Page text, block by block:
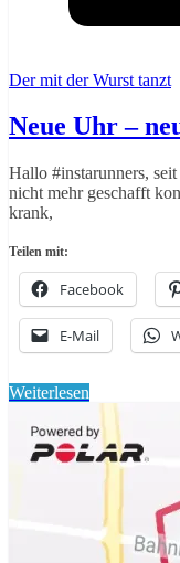
Der mit der Wurst tanzt
Neue Uhr –
Hallo #instarunners,
nicht mehr geschafft
krank,
Teilen mit:
Facebook
E-Mail
Weiterlesen